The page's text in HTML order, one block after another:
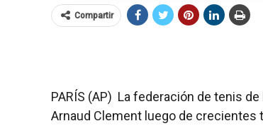
Compartir
PARÍS (AP)  La federación de tenis
Arnaud Clement luego de